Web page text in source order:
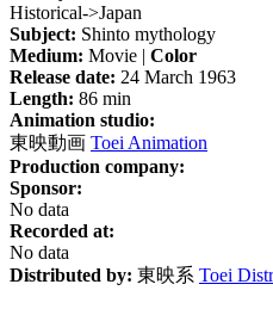
Historical->Japan
Subject: Shinto mythology
Medium: Movie | Color
Release date: 24 March 1963
Length: 86 min
Animation studio:
東映動画 Toei Animation
Production company:
Sponsor:
No data
Recorded at:
No data
Distributed by: 東映系 Toei